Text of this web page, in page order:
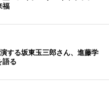
福
する坂東玉三郎さん、進藤学
る